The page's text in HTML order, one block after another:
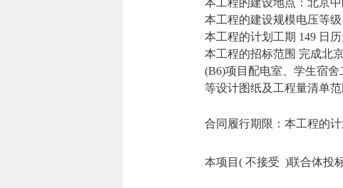
本工程的建设地点：北京
本工程的建设规模电压等
本工程的计划工期 149 日
本工程的招标范围 完成北
(B6)项目配电室、学生宿
等设计图纸及工程量清单范
合同履行期限：本工程的计
本项目( 不接受 )联合体投标